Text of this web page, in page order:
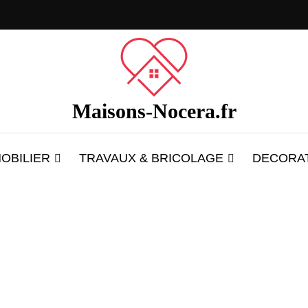
Maisons-Nocera.fr
TRAVAUX & BRICOLAGE